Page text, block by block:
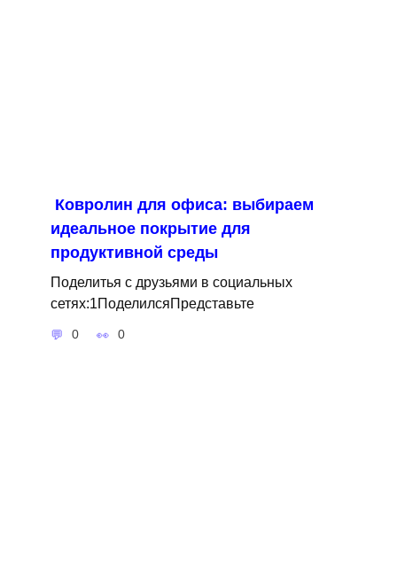
Ковролин для офиса: выбираем
идеальное покрытие для
продуктивной среды
Поделитья с друзьями в социальных
сетях:1ПоделилсяПредставьте
0 0